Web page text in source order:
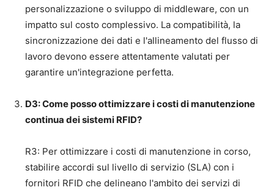
personalizzazione o sviluppo di middleware, con un
impatto sul costo complessivo. La compatibilità, la
sincronizzazione dei dati e l'allineamento del flusso di
lavoro devono essere attentamente valutati per
garantire un'integrazione perfetta.
D3: Come posso ottimizzare i costi di manutenzione
continua dei sistemi RFID?
R3: Per ottimizzare i costi di manutenzione in corso,
stabilire accordi sul livello di servizio (SLA) con i
fornitori RFID che delineano l'ambito dei servizi di